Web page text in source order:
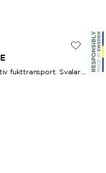
fukttransport. Svalare